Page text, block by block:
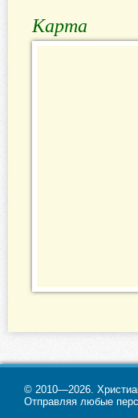
Карта
© 2010—2026.
Отправляя любые